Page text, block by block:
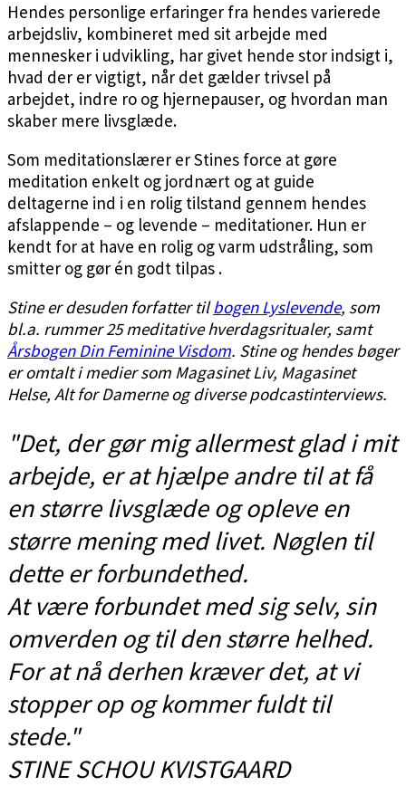
Hendes personlige erfaringer fra hendes varierede
arbejdsliv, kombineret med sit arbejde med
mennesker i udvikling, har givet hende stor indsigt i,
hvad der er vigtigt, når det gælder trivsel på
arbejdet, indre ro og hjernepauser, og hvordan man
skaber mere livsglæde.
Som meditationslærer er Stines force at gøre
meditation enkelt og jordnært og at guide
deltagerne ind i en rolig tilstand gennem hendes
afslappende – og levende – meditationer. Hun er
kendt for at have en rolig og varm udstråling, som
smitter og gør én godt tilpas .
Stine er desuden forfatter tilbogen Lyslevende, som
bl.a. rummer 25 meditative hverdagsritualer, samt
Årsbogen Din Feminine Visdom. Stine og hendes bøger
er omtalt i medier som Magasinet Liv, Magasinet
Helse, Alt for Damerne og diverse podcastinterviews.
"Det, der gør mig allermest glad i mit
arbejde, er at hjælpe andre til at få
en større livsglæde og opleve en
større mening med livet. Nøglen til
dette er forbundethed.
At være forbundet med sig selv, sin
omverden og til den større helhed.
For at nå derhen kræver det, at vi
stopper op og kommer fuldt til
stede."
STINE SCHOU KVISTGAARD